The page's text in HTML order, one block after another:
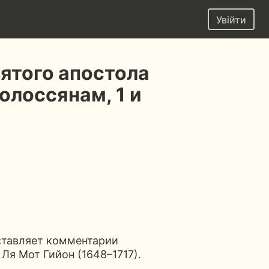
Увійти
апостола
1 и
комментарии
Мот Гийон (1648–1717).